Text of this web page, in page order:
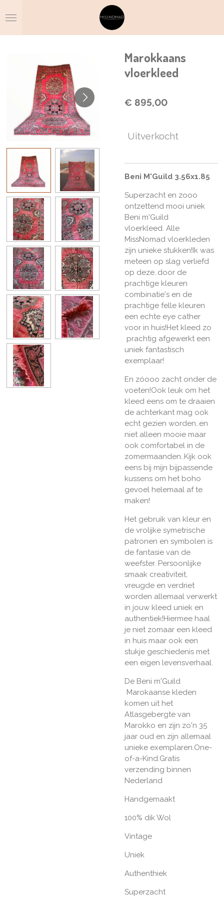
direct
Marokkaans
vloerkleed
€ 895,00
Uitverkocht
Beni M'Guild 3.56x1.85
Superzacht en zooo
ontzettend mooi uniek
Beni m'Guild
vloerkleed. Alle
MissNomad vloerkleden
zijn unieke stukken!Ik was
meteen op slag verliefd
op deze..door de
prachtige kleuren
combinatie's en de
prachtige felle kleuren
een echte eye cather
voor in huis!Het kleed zo
prachtig afgewerkt een
uniek fantastisch
exemplaar!
En zóooo zacht onder de
voeten!Ook leuk om het
kleed eens om te draaien
de achterkant mag ook
echt gezien worden..en
niet alleen mooie maar
ook comfortabel in de
zomermaanden..Kijk ook
eens bij mijn bijpassende
kussens om het boho
gevoel helemaal af te
maken!
Het gebruik van kleur en
de vrolijke symetrische
patronen en symbolen is
de fantasie van de
weefster. Persoonlijke
smaak creativiteit,
vreugde en verdriet
worden allemaal verwerkt
in jouw kleed uniek en
authentiek!Hiermee haal
je niet zomaar een kleed
in huis maar ook een
stukje geschiedenis met
een eigen levensverhaal.
De Beni m'Guild
Marokaanse kleden
komen uit het
Atlasgebergte van
Marokko en zijn zo'n 35
jaar oud en zijn allemaal
unieke exemplaren.One-
of-a-Kind.Gratis
verzending binnen
Nederland
Handgemaakt
100% dik Wol
Vintage
Uniek
Authenthiek
Superzacht